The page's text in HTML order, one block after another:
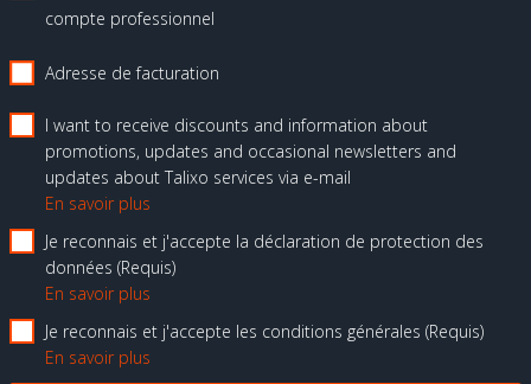
compte professionnel
Adresse de facturation
I want to receive discounts and information about
promotions, updates and occasional newsletters and
updates about Talixo services via e-mail
En savoir plus
Je reconnais et j'accepte la déclaration de protection des
données Requis
En savoir plus
Je reconnais et j'accepte les conditions générales Requis
En savoir plus